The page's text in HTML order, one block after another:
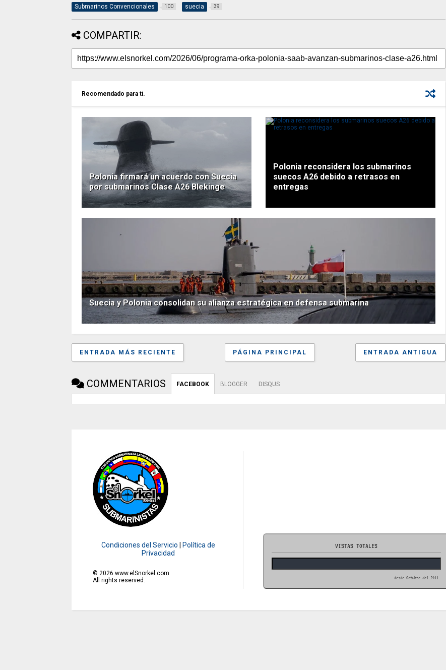
Submarinos Convencionales 100 suecia 39
COMPARTIR:
Recomendado para ti.
Polonia firmará un acuerdo con Suecia
por submarinos Clase A26 Blekinge
Polonia reconsidera los submarinos
suecos A26 debido a retrasos en
entregas
Suecia y Polonia consolidan su alianza estratégica en defensa submarina
ENTRADA MÁS RECIENTE ENTRADA ANTIGUA
PÁGINA PRINCIPAL
COMMENTARIOS FACEBOOK BLOGGER DISQUS
Condiciones del Servicio
Política de
Privacidad
© 2026 www.elSnorkel.com
All rights reserved.
VISTAS TOTALES
desde Octubre del 2011